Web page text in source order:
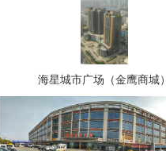
海星城市广场（金鹰商城）